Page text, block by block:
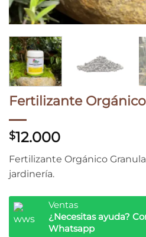
Fertilizante Orgánico
$12.000
Fertilizante Orgánico
jardinería.
Ventas
¿Necesitas ayuda?
Whatsapp